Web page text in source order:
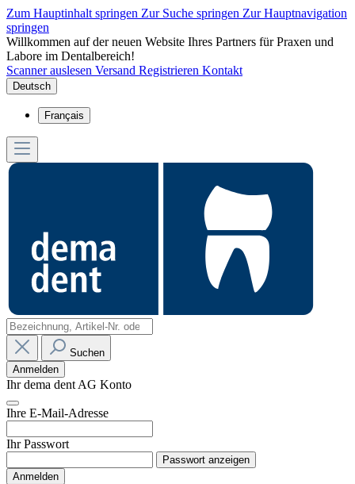
Zum Hauptinhalt springen Zur Suche springen Zur Hauptnavigation
springen
Willkommen auf der neuen Website Ihres Partners für Praxen und
Labore im Dentalbereich!
Scanner auslesen Versand Registrieren Kontakt
Deutsch
Français
Suchen
Anmelden
Ihr dema dent AG Konto
Ihre E-Mail-Adresse
Ihr Passwort
Passwort anzeigen
Anmelden